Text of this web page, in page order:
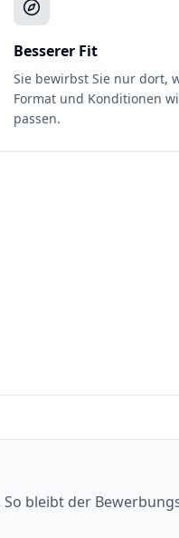
Besserer Fit
Sie bewirbst Sie nur dort,
Format und Konditionen
passen.
bleibt der